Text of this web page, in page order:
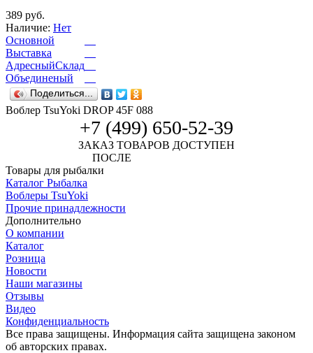
389 руб.
Наличие: Нет
Основной
Выставка
АдресныйСклад
Объединеный
Поделиться...
Воблер TsuYoki DROP 45F 088
+7 (499) 650-52-39
ЗАКАЗ ТОВАРОВ ДОСТУПЕН
ПОСЛЕ
Товары для рыбалки
Каталог Рыбалка
Воблеры TsuYoki
Прочие принадлежности
Дополнительно
О компании
Каталог
Розница
Новости
Наши магазины
Отзывы
Видео
Конфиденциальность
Все права защищены. Информация сайта защищена законом
об авторских правах.